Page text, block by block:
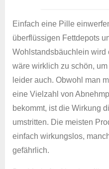
Einfach eine Pille
überflüssigen Fettdepots
Wohlstandsbäuchlein wird
wäre wirklich zu schön,
leider auch. Obwohl man
eine Vielzahl von
bekommt, ist die Wirkung
umstritten. Die meisten
einfach wirkungslos,
gefährlich.